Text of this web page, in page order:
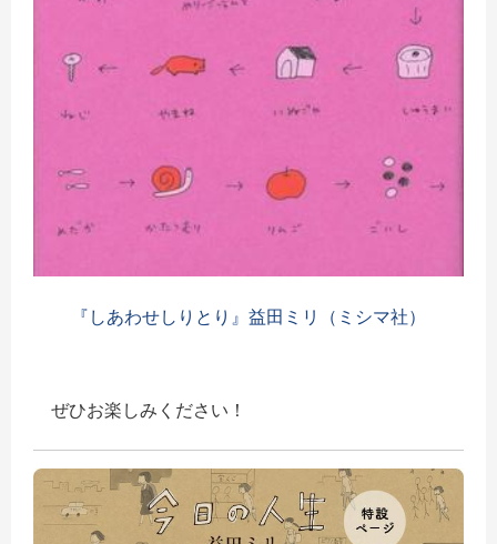
『しあわせしりとり』益田ミリ（ミシマ社）
ぜひお楽しみください！